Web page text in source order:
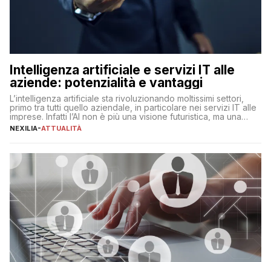
Intelligenza artificiale e servizi IT alle
aziende: potenzialità e vantaggi
L’intelligenza artificiale sta rivoluzionando moltissimi settori,
primo tra tutti quello aziendale, in particolare nei servizi IT alle
imprese. Infatti l’AI non è più una visione futuristica, ma una
realtà operativa che sta portando a un cambio significativo in
operazioni, bensì comporta […]
NEXILIA-ATTUALITÀ